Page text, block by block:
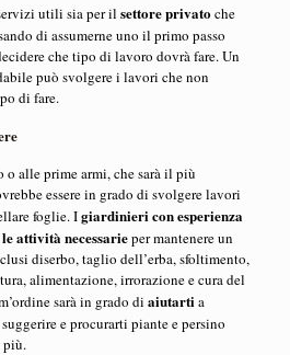
utili sia per il settore privatoche
di assumerne uno il primo passo
che tipo di lavoro dovrà fare. Un
può svolgere i lavori che non
di fare.
o alle prime armi, che sarà il più
essere in grado di svolgere lavori
foglie. Igiardinieri con esperienza
attività necessarieper mantenere un
diserbo, taglio dell’erba, sfoltimento,
alimentazione, irrorazione e cura del
sarà in grado di aiutarti a
e procurarti piante e persino
più.